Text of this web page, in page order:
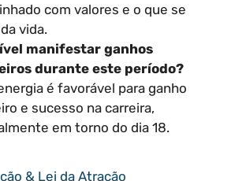
com valores e o que se
vida.
manifestar ganhos
durante este período?
é favorável para ganho
e sucesso na carreira,
em torno do dia 18.
& Lei da Atração